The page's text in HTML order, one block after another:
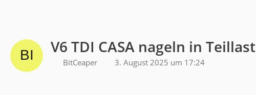
V6 TDI CASA nageln in Teillast
BitCeaper 3. August 2025 um 17:24